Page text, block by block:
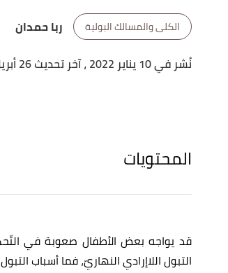
الكلى والمسالك البولية
ربا حمدان
نُشر في 10 يناير 2022
، آخر تحديث 26 أبريل 2023
المحتويات
قد يواجه بعض الأطفال صعوبة في
التبول اللاإرادي النهاريّ، فما أسباب